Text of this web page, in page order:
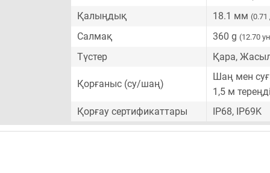
Қалыңдық 18.1 мм
Салмақ 360 g (12.70
Түстер Қара,
Қорғаныс (су/шаң)
Шаң мен
1,5 м
Қорғау сертификаттары
IP68, IP69K